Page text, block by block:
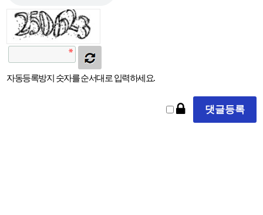
자동등록방지 숫자를 순서대로 입력하세요.